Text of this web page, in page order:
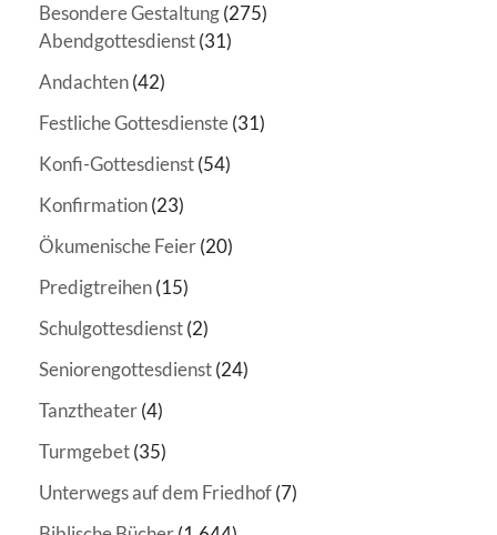
Besondere Gestaltung(275)
Abendgottesdienst(31)
Andachten(42)
Festliche Gottesdienste(31)
Konfi-Gottesdienst(54)
Konfirmation(23)
Ökumenische Feier(20)
Predigtreihen(15)
Schulgottesdienst(2)
Seniorengottesdienst(24)
Tanztheater(4)
Turmgebet(35)
Unterwegs auf dem Friedhof(7)